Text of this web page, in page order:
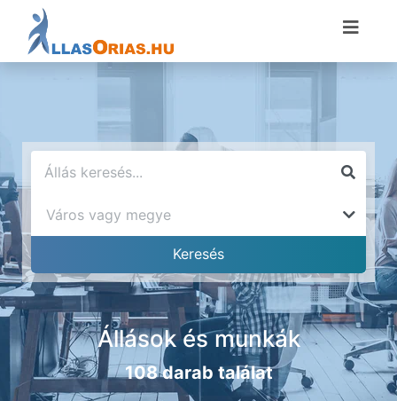
Állások és munkák
108 darab találat